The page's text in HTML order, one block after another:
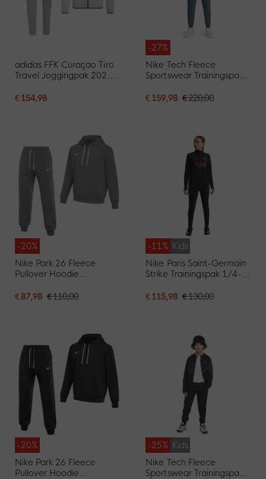
adidas FFK Curaçao Tiro
Travel Joggingpak 2026-
€ 154,98
-27%
Nike Tech Fleece
Sportswear Trainingspak
€ 159,98 € 220,00
-20%
Nike Park 26 Fleece
Pullover Hoodie
Wit
€ 87,98 € 110,00
-11% Kids
Nike Paris Saint-Germain
Strike Trainingspak 1/4-
Zwart Felrood
€ 115,98 € 130,00
-20%
Nike Park 26 Fleece
Pullover Hoodie
-25% Kids
Nike Tech Fleece
Sportswear Trainingspak